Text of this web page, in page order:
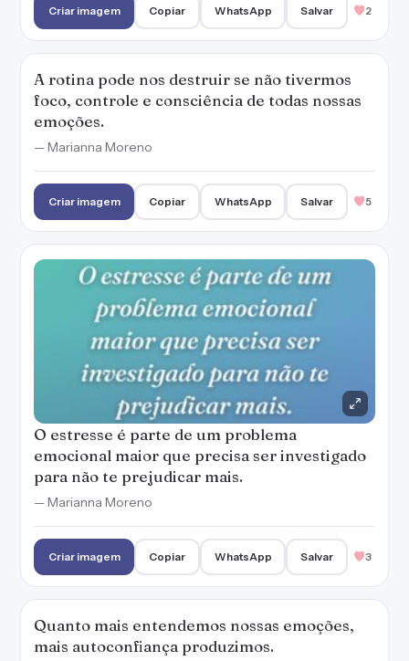
Criar imagem Copiar WhatsApp Salvar 2
A rotina pode nos destruir se não tivermos
foco, controle e consciência de todas nossas
emoções.
— Marianna Moreno
Criar imagem Copiar WhatsApp Salvar 5
O estresse é parte de um problema
emocional maior que precisa ser investigado
para não te prejudicar mais.
— Marianna Moreno
Criar imagem Copiar WhatsApp Salvar 3
Quanto mais entendemos nossas emoções,
mais autoconfiança produzimos.